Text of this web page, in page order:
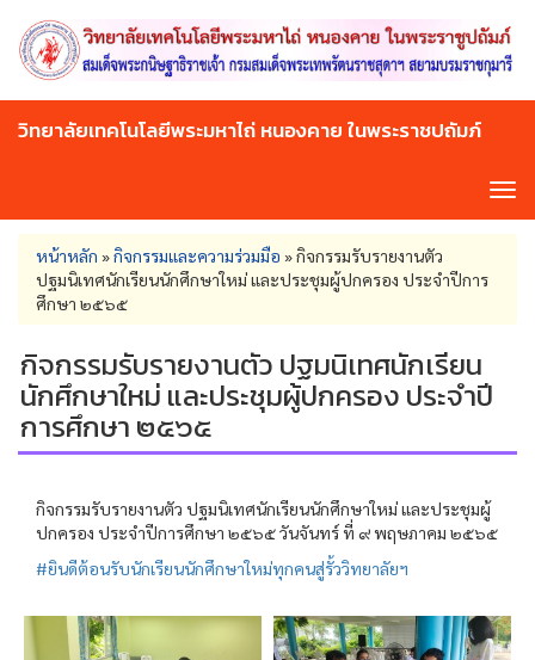
main
content
วิทยาลัยเทคโนโลยีพระมหาไถ่ หนองคาย ในพระราชปถัมภ์
You
are
here
หน้าหลัก »กิจกรรมและความร่วมมือ »กิจกรรมรับรายงานตัว
ปฐมนิเทศนักเรียนนักศึกษาใหม่ และประชุมผู้ปกครอง ประจำปีการ
ศึกษา ๒๕๖๕
กิจกรรมรับรายงานตัว ปฐมนิเทศนักเรียน
นักศึกษาใหม่ และประชุมผู้ปกครอง ประจำปี
การศึกษา ๒๕๖๕
กิจกรรมรับรายงานตัว ปฐมนิเทศนักเรียนนักศึกษาใหม่ และประชุมผู้
ปกครอง ประจำปีการศึกษา ๒๕๖๕ วันจันทร์ ที่ ๙ พฤษภาคม ๒๕๖๕
#ยินดีต้อนรับนักเรียนนักศึกษาใหม่ทุกคนสู่รั้ววิทยาลัยฯ